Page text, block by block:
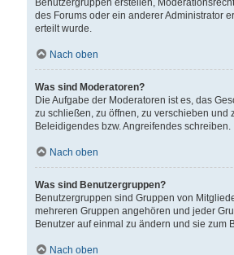
Benutzergruppen erstellen,
des Forums oder ein anderer Administrator
erteilt wurde.
Nach oben
Was sind Moderatoren?
Die Aufgabe der Moderatoren ist es, das
zu schließen, zu öffnen, zu verschieben und
Beleidigendes bzw. Angreifendes schreiben.
Nach oben
Was sind Benutzergruppen?
Benutzergruppen sind Gruppen von
mehreren Gruppen angehören und jeder
Benutzer auf einmal zu ändern und sie
Nach oben